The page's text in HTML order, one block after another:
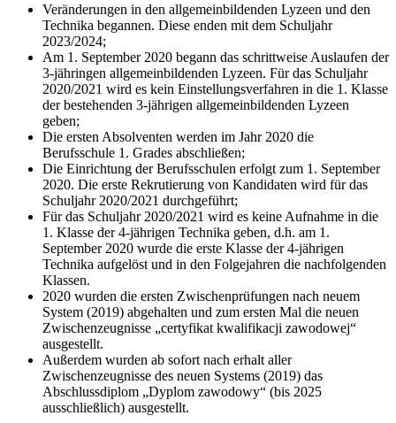
Veränderungen in den allgemeinbildenden Lyzeen und den
Technika begannen. Diese enden mit dem Schuljahr
2023/2024;
Am 1. September 2020 begann das schrittweise Auslaufen der
3-jähringen allgemeinbildenden Lyzeen. Für das Schuljahr
2020/2021 wird es kein Einstellungsverfahren in die 1. Klasse
der bestehenden 3-jährigen allgemeinbildenden Lyzeen
geben;
Die ersten Absolventen werden im Jahr 2020 die
Berufsschule 1. Grades abschließen;
Die Einrichtung der Berufsschulen erfolgt zum 1. September
2020. Die erste Rekrutierung von Kandidaten wird für das
Schuljahr 2020/2021 durchgeführt;
Für das Schuljahr 2020/2021 wird es keine Aufnahme in die
1. Klasse der 4-jährigen Technika geben, d.h. am 1.
September 2020 wurde die erste Klasse der 4-jährigen
Technika aufgelöst und in den Folgejahren die nachfolgenden
Klassen.
2020 wurden die ersten Zwischenprüfungen nach neuem
System (2019) abgehalten und zum ersten Mal die neuen
Zwischenzeugnisse „certyfikat kwalifikacji zawodowej“
ausgestellt.
Außerdem wurden ab sofort nach erhalt aller
Zwischenzeugnisse des neuen Systems (2019) das
Abschlussdiplom „Dyplom zawodowy“ (bis 2025
ausschließlich) ausgestellt.